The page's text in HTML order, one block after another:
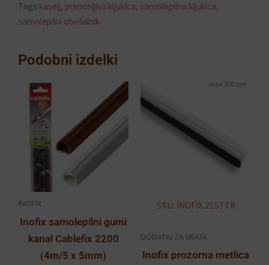
Tags kavelj, prenosljiva kljukica, samolepilna kljukica,
samolepilni obešalnik
Podobni izdelki
INOFIX
Inofix samolepilni gumi
kanal Cablefix 2200
(4m/5 x 5mm)
SKU: INOFIX.2157.TR
DODATKI ZA VRATA
Inofix prozorna metlica